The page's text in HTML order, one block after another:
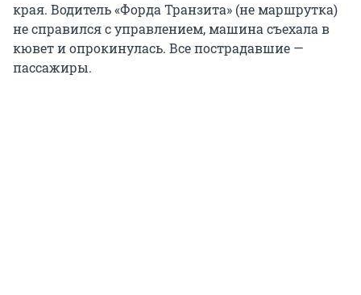
края. Водитель «Форда Транзита» (не маршрутка)
не справился с управлением, машина съехала в
кювет и опрокинулась. Все пострадавшие —
пассажиры.